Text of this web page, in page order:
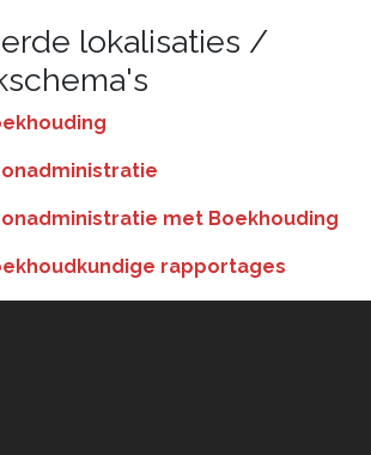
lokalisaties /
met Boekhouding
rapportages